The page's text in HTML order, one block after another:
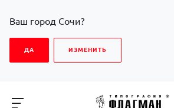
Ваш город Сочи?
ДА ИЗМЕНИТЬ